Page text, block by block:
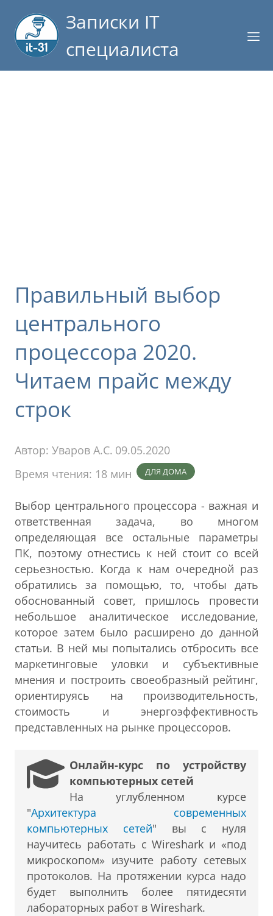
Записки IT
специалиста
Правильный выбор
центрального
процессора 2020.
Читаем прайс между
строк
Автор: Уваров А.С. 09.05.2020
Время чтения: 18 мин
ДЛЯ ДОМА
Выбор центрального процессора - важная и
ответственная задача, во многом
определяющая все остальные параметры
ПК, поэтому отнестись к ней стоит со всей
серьезностью. Когда к нам очередной раз
обратились за помощью, то, чтобы дать
обоснованный совет, пришлось провести
небольшое аналитическое исследование,
которое затем было расширено до данной
статьи. В ней мы попытались отбросить все
маркетинговые уловки и субъективные
мнения и построить своеобразный рейтинг,
ориентируясь на производительность,
стоимость и энергоэффективность
представленных на рынке процессоров.
Онлайн-курс по устройству
компьютерных сетей
На углубленном курсе
"Архитектура современных
компьютерных сетей" вы с нуля
научитесь работать с Wireshark и «под
микроскопом» изучите работу сетевых
протоколов. На протяжении курса надо
будет выполнить более пятидесяти
лабораторных работ в Wireshark.